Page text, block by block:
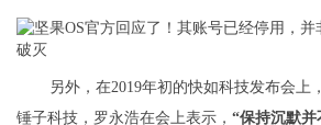
另外，在2019年初的快如科技发布会上
锤子科技，罗永浩在会上表示， “保持沉默